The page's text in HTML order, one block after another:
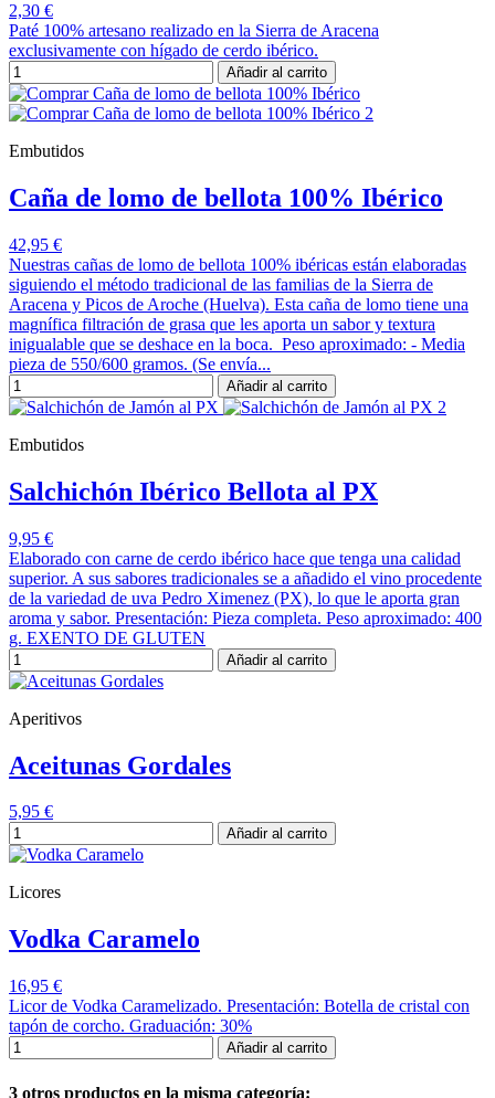
2,30 €
Paté 100% artesano realizado en la Sierra de Aracena
exclusivamente con hígado de cerdo ibérico.
Añadir al carrito
Embutidos
Caña de lomo de bellota 100% Ibérico
42,95 €
Nuestras cañas de lomo de bellota 100% ibéricas están elaboradas
siguiendo el método tradicional de las familias de la Sierra de
Aracena y Picos de Aroche (Huelva). Esta caña de lomo tiene una
magnífica filtración de grasa que les aporta un sabor y textura
inigualable que se deshace en la boca. Peso aproximado: - Media
pieza de 550/600 gramos. (Se envía...
Añadir al carrito
Embutidos
Salchichón Ibérico Bellota al PX
9,95 €
Elaborado con carne de cerdo ibérico hace que tenga una calidad
superior. A sus sabores tradicionales se a añadido el vino procedente
de la variedad de uva Pedro Ximenez (PX), lo que le aporta gran
aroma y sabor. Presentación: Pieza completa. Peso aproximado: 400
g. EXENTO DE GLUTEN
Añadir al carrito
Aperitivos
Aceitunas Gordales
5,95 €
Añadir al carrito
Licores
Vodka Caramelo
16,95 €
Licor de Vodka Caramelizado. Presentación: Botella de cristal con
tapón de corcho. Graduación: 30%
Añadir al carrito
3 otros productos en la misma categoría: